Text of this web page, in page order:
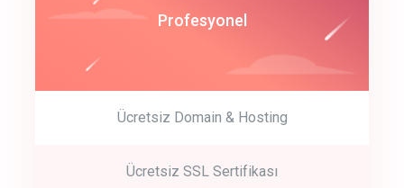
Get Started
Start by trying our service for 30 days free trial no credit card
Profesyonel
Ücretsiz Domain & Hosting
Ücretsiz SSL Sertifikası
Start Up